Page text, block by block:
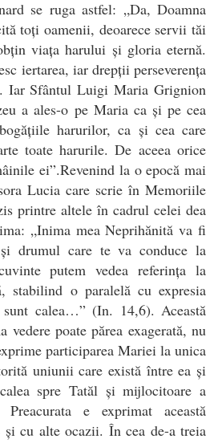
se ruga astfel: „Da, Doamna
toți oamenii, deoarece servii tăi
viața harului și gloria eternă.
iertarea, iar drepții perseverența
Iar Sfântul Luigi Maria Grignion
a ales-o pe Maria ca și pe cea
harurilor, ca și cea care
toate harurile. De aceea orice
ei”.Revenind la o epocă mai
Lucia care scrie în Memoriile
printre altele în cadrul celei dea
„Inima mea Neprihănită va fi
drumul care te va conduce la
putem vedea referința la
stabilind o paralelă cu expresia
calea…” (In. 14,6). Această
vedere poate părea exagerată, nu
participarea Mariei la unica
uniunii care există între ea și
spre Tatăl și mijlocitoare a
e exprimat această
cu alte ocazii. În cea de-a treia